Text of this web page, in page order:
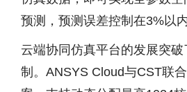
预测，预测误差控制在3%以内
云端协同仿真平台的发展突
制。ANSYS Cloud与CST联